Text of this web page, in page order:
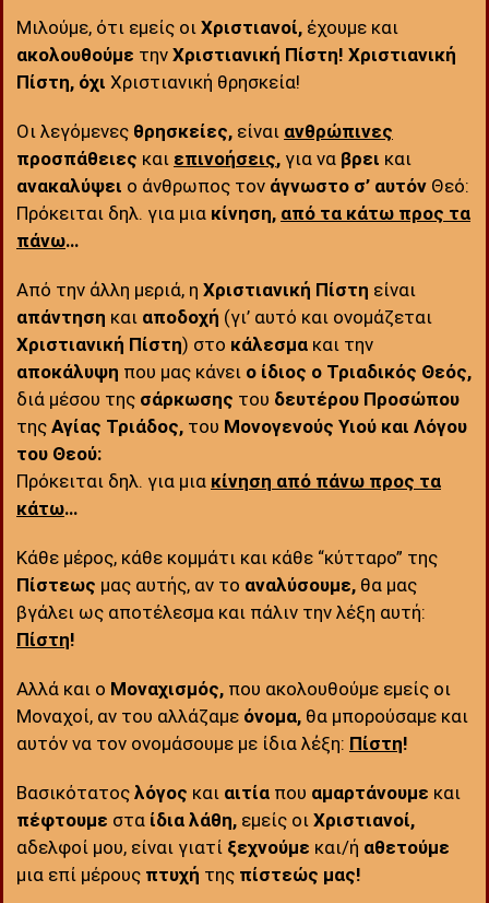
Μιλούμε, ότι εμείς οι Χριστιανοί, έχουμε και
ακολουθούμε την Χριστιανική Πίστη! Χριστιανική
Πίστη, όχι Χριστιανική θρησκεία!
Οι λεγόμενες θρησκείες, είναι ανθρώπινες
προσπάθειες και επινοήσεις, για να βρει και
ανακαλύψει ο άνθρωπος τον άγνωστο σ’ αυτόν Θεό:
Πρόκειται δηλ. για μια κίνηση, από τα κάτω προς τα
πάνω…
Από την ἀλλη μεριά, η Χριστιανική Πίστη είναι
απάντηση και αποδοχή (γι’ αυτό και ονομάζεται
Χριστιανική Πίστη) στο κάλεσμα και την
αποκάλυψη που μας κάνει ο ίδιος ο Τριαδικός Θεός,
διά μέσου της σάρκωσης του δευτέρου Προσώπου
της Αγίας Τριάδος, του Μονογενούς Υιού και Λόγου
του Θεού:
Πρόκειται δηλ. για μια κίνηση από πάνω προς τα
κάτω…
Κάθε μέρος, κάθε κομμάτι και κάθε “κύτταρο” της
Πίστεως μας αυτής, αν το αναλύσουμε, θα μας
βγάλει ως αποτέλεσμα και πάλιν την λέξη αυτή:
Πίστη!
Αλλά και ο Μοναχισμός, που ακολουθούμε εμείς οι
Μοναχοί, αν του αλλάζαμε όνομα, θα μπορούσαμε και
αυτόν να τον ονομάσουμε με ίδια λἐξη: Πίστη!
Βασικότατος λόγος και αιτία που αμαρτάνουμε και
πέφτουμε στα ίδια λάθη, εμείς οι Χριστιανοί,
αδελφοί μου, είναι γιατί ξεχνούμε και/ή αθετούμε
μια επί μέρους πτυχή της πίστεώς μας!